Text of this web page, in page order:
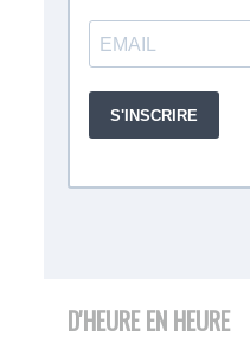
D'HEURE EN HEURE